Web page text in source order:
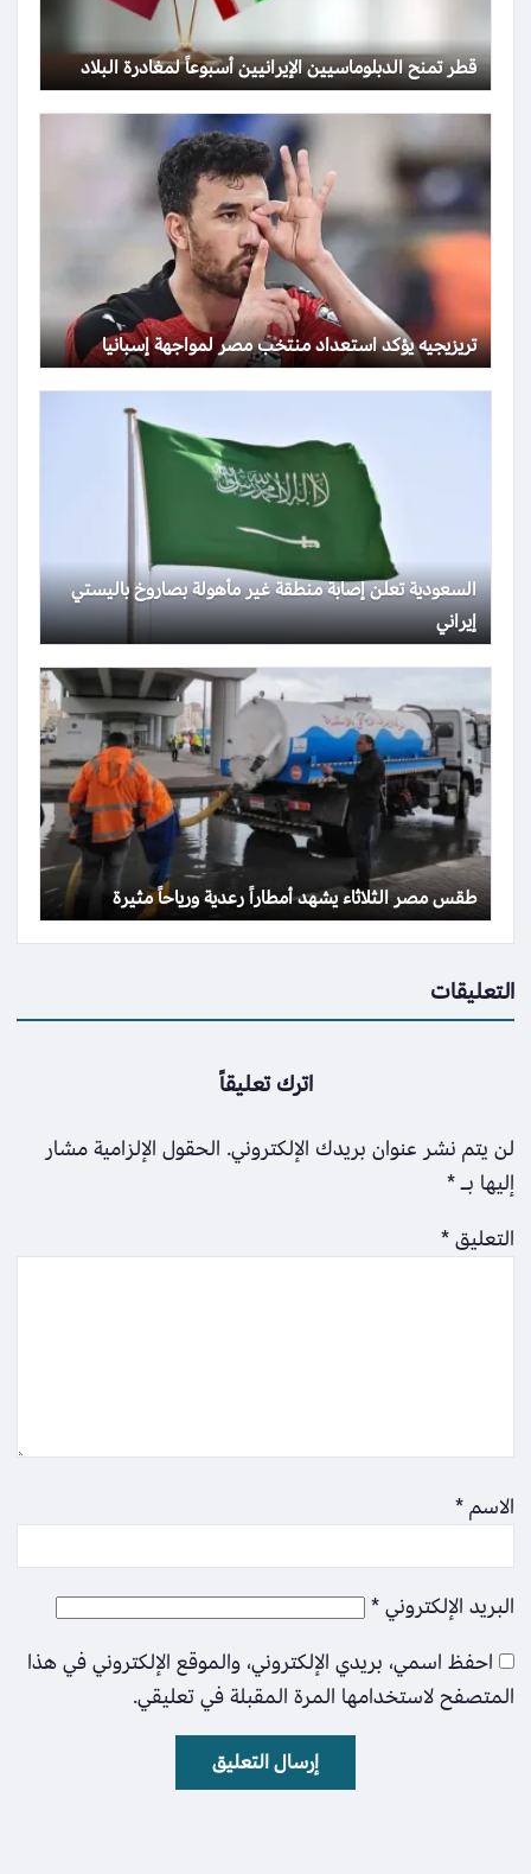
قطر تمنح الدبلوماسيين الإيرانيين أسبوعاً لمغادرة البلاد
تريزيجيه يؤكد استعداد منتخب مصر لمواجهة إسبانيا
السعودية تعلن إصابة منطقة غير مأهولة بصاروخ باليستي
إيراني
طقس مصر الثلاثاء يشهد أمطاراً رعدية ورياحاً مثيرة
التعليقات
اترك تعليقاً
لن يتم نشر عنوان بريدك الإلكتروني. الحقول الإلزامية مشار
إليها بـ*
التعليق*
الاسم*
البريد الإلكتروني*
احفظ اسمي، بريدي الإلكتروني، والموقع الإلكتروني في هذا
المتصفح لاستخدامها المرة المقبلة في تعليقي.